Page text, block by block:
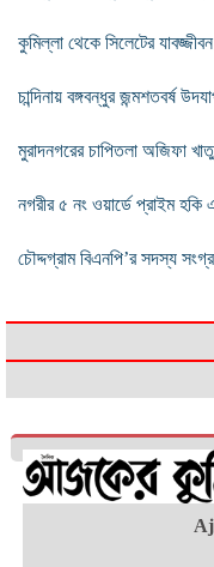
কুমিল্লা থেকে সিলেটের
চান্দিনায় বঙ্গবন্ধুর জন্মশতবর্ষ
মুরাদনগরের চাপিতলা অজিফা
নগরীর ৫ নং ওয়ার্ডে প্রাইম হকি
চৌদ্দগ্রাম বিএনপি’র সদস্য